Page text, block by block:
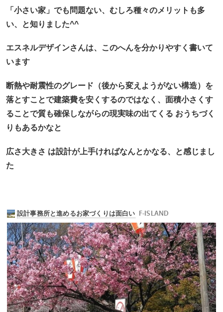
「小さい家」でも問題ない、むしろ種々のメリットも多
い、と知りました^^
エスネルデザインさんは、このへんを分かりやすく書いて
います
断熱や耐震性のグレード（後から変えようがない構造）を
落とすことで建築費を安くするのではなく、面積小さくす
ることで質も確保しながらの現実味の出てくる おうちづく
りもあるかなと
広さ大きさ は設計が上手ければなんとかなる、と感じまし
た